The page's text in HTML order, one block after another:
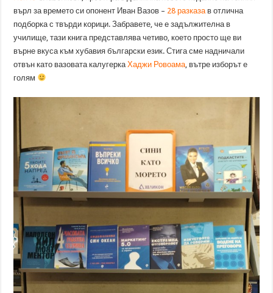
върл за времето си опонент Иван Вазов – 28 разказа в отлична
подборка с твърди корици. Забравете, че е задължителна в
училище, тази книга представлява четиво, което просто ще ви
върне вкуса към хубавия български език. Стига сме надничали
отвън като вазовата калугеркаХаджи Ровоама, вътре изборът е
голям